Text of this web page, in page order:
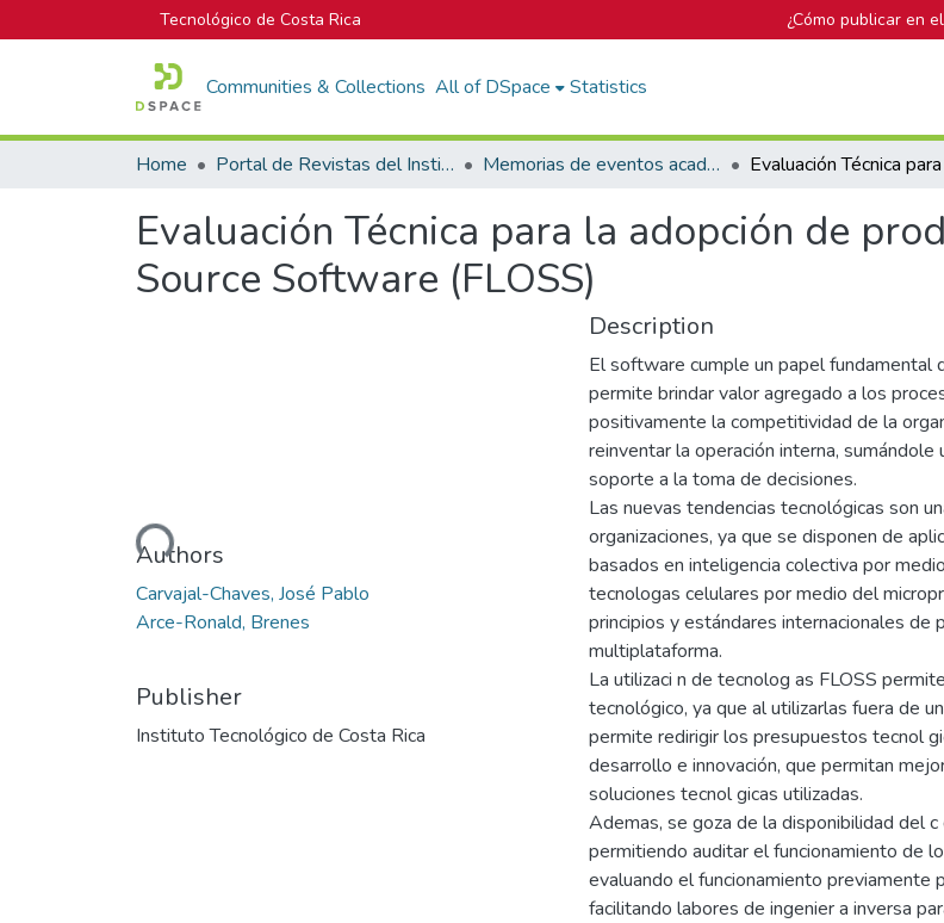
Tecnológico de Costa Rica ¿Cómo publicar en
Communities & Collections All of DSpace Statistics
Home Portal de Revistas del Instituto Tecnológico de Costa Rica Memorias de eventos académicos TEC
Evaluación Técnica para la adopción de
Source Software (FLOSS)
Loading...
Authors
Carvajal-Chaves, José Pablo
Arce-Ronald, Brenes
Publisher
Instituto Tecnológico de Costa Rica
Description
El software cumple un papel fundamental
permite brindar valor agregado a los
positivamente la competitividad de la
reinventar la operación interna,
soporte a la toma de decisiones.
Las nuevas tendencias tecnológicas son
organizaciones, ya que se disponen de
basados en inteligencia colectiva por
tecnologas celulares por medio del
principios y estándares internacionales de
multiplataforma.
La utilizaci n de tecnolog as FLOSS
tecnológico, ya que al utilizarlas fuera de
permite redirigir los presupuestos tecnol
desarrollo e innovación, que permitan
soluciones tecnol gicas utilizadas.
Ademas, se goza de la disponibilidad del
permitiendo auditar el funcionamiento de
evaluando el funcionamiento previamente
facilitando labores de ingenier a inversa